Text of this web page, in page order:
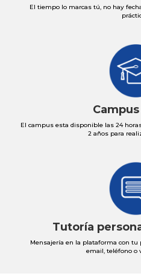
El tiempo lo marcas tú, no hay
El campus esta disponible las 24
2 años para
Tutoría
Mensajería en la plataforma con
email, teléfono o